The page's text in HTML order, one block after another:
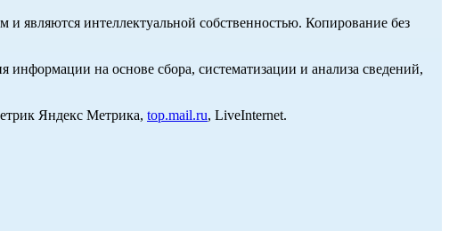
являются интеллектуальной собственностью. Копирование без
на основе сбора, систематизации и анализа сведений,
Яндекс Метрика, top.mail.ru, LiveInternet.